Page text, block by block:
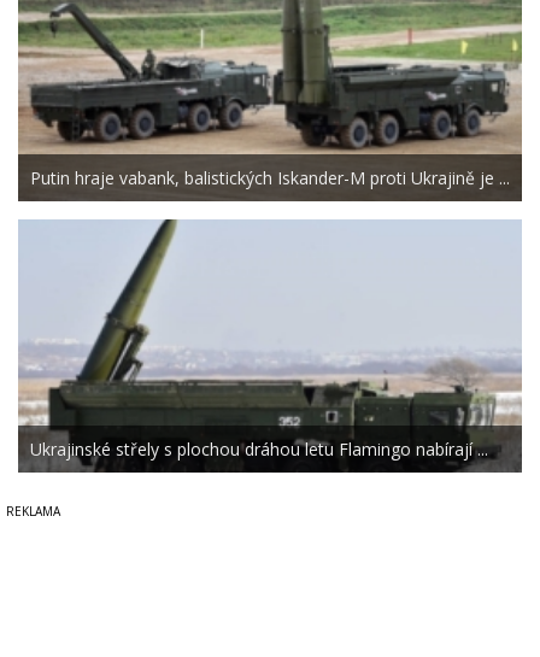
Putin hraje vabank, balistických Iskander-M proti Ukrajině je ...
Ukrajinské střely s plochou dráhou letu Flamingo nabírají ...